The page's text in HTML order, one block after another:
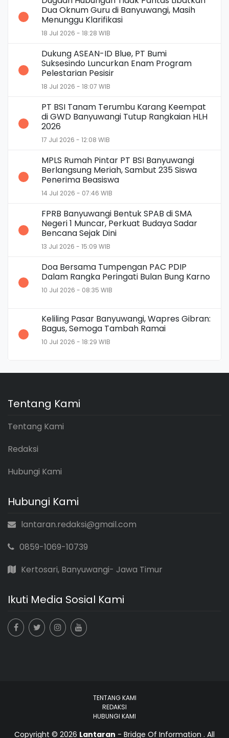
Dua Oknum Guru di Banyuwangi, Masih
Menunggu Klarifikasi
18 Jul 2026 - 18:28 WIB
Dukung ASEAN-ID Blue, PT Bumi
Suksesindo Luncurkan Enam Program
Pelestarian Pesisir
18 Jul 2026 - 18:07 WIB
PT BSI Tanam Terumbu Karang Keempat
di GWD Banyuwangi Tutup Rangkaian HLH
2026
17 Jul 2026 - 12:08 WIB
MPLS Rumah Pintar PT BSI Banyuwangi
Berlangsung Meriah, Sambut 235 Siswa
Penerima Beasiswa
14 Jul 2026 - 07:46 WIB
FPRB Banyuwangi Bentuk SPAB di SMA
Negeri 1 Muncar, Perkuat Budaya Sadar
Bencana Sejak Dini
13 Jul 2026 - 15:09 WIB
Doa Bersama Tumpengan PAC PDIP
Dalam Rangka Peringati Bulan Bung Karno
10 Jul 2026 - 08:35 WIB
Keliling Pasar Banyuwangi, Wapres Gibran:
Bagus, Semoga Tambah Ramai
10 Jul 2026 - 18:29 WIB
Tentang Kami
Tentang Kami
Redaksi
Hubungi Kami
Hubungi Kami
lantaran.redaksi@gmail.com
0859-1069-10739
Kertosari, Banyuwangi- Jawa Timur
Ikuti Media Sosial Kami
TENTANG KAMI
REDAKSI
HUBUNGI KAMI
Copyright © 2026 Lantaran - Bridge Of Information . All